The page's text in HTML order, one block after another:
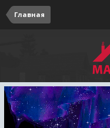
Главная